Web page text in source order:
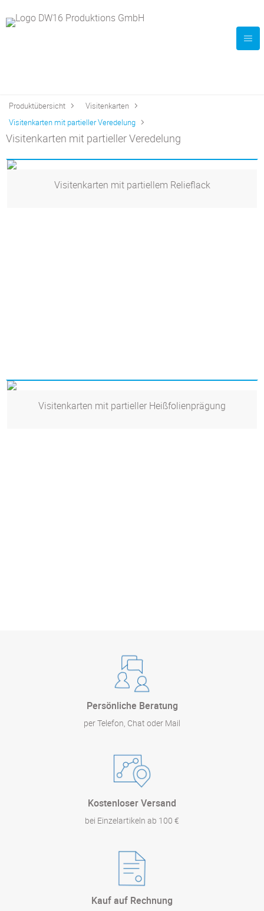
Produktübersicht
Visitenkarten
Visitenkarten mit partieller Veredelung
Visitenkarten mit partieller Veredelung
Visitenkarten mit partiellem Relieflack
Visitenkarten mit partieller Heißfolienprägung
Persönliche Beratung
per Telefon, Chat oder Mail
Kostenloser Versand
bei Einzelartikeln ab 100 €
Kauf auf Rechnung